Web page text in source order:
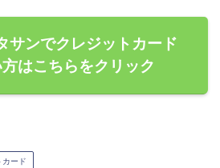
サンでクレジットカード
はこちらをクリック
ード